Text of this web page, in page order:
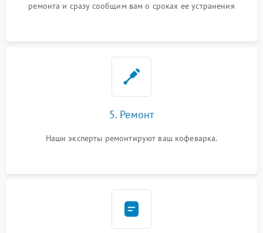
ремонта и сразу сообщим вам о сроках ее устранения
5. Ремонт
Наши эксперты ремонтируют ваш кофеварка.